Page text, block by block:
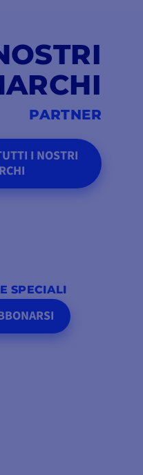
PARTNER
I NOSTRI
SPECIALI